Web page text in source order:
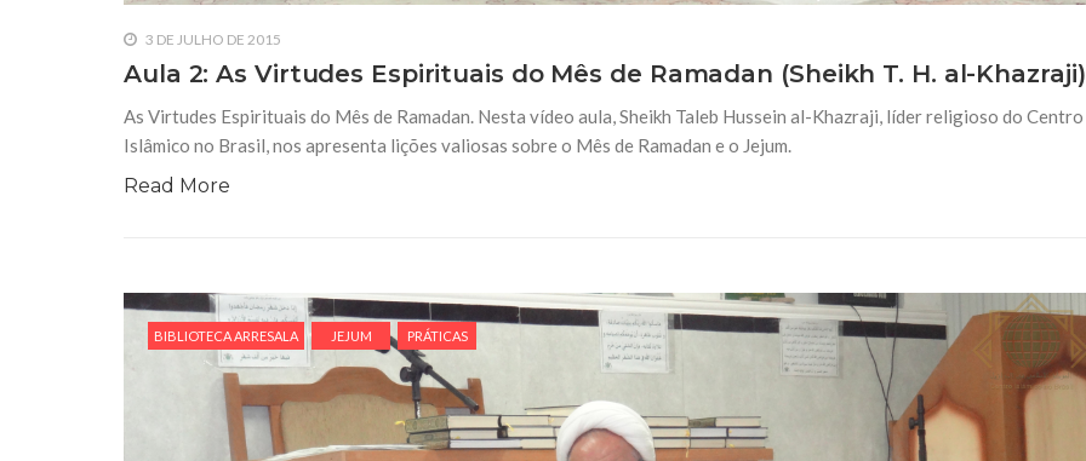
3 DE JULHO DE 2015
Aula 2: As Virtudes Espirituais do Mês de Ramadan (Sheikh T. H. al-Khazraji)
As Virtudes Espirituais do Mês de Ramadan. Nesta vídeo aula, Sheikh Taleb Hussein al-Khazraji, líder religioso do Centro
Islâmico no Brasil, nos apresenta lições valiosas sobre o Mês de Ramadan e o Jejum.
Read More
BIBLIOTECA ARRESALA JEJUM PRÁTICAS